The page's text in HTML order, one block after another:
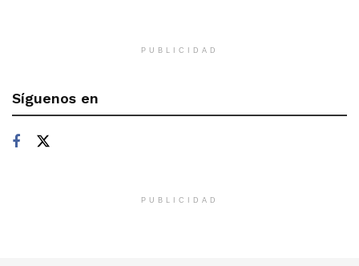
PUBLICIDAD
Síguenos en
PUBLICIDAD